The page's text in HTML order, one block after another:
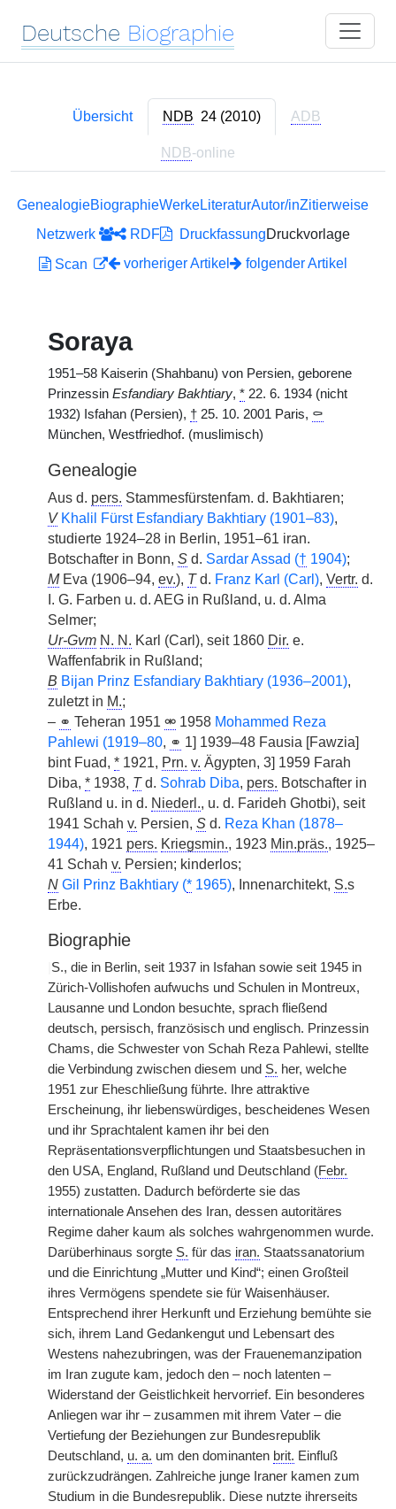
Deutsche Biographie
Übersicht NDB 24 (2010) ADB
NDB-online
GenealogieBiographieWerkeLiteraturAutor/inZitierweise
Netzwerk
RDF DruckfassungDruckvorlage
Scan
vorheriger Artikel folgender Artikel
Soraya
1951–58 Kaiserin (Shahbanu) von Persien, geborene
Prinzessin Esfandiary Bakhtiary, * 22. 6. 1934 (nicht
1932) Isfahan (Persien), † 25. 10. 2001 Paris, ⚰
München, Westfriedhof. (muslimisch)
Genealogie
Aus d. pers. Stammesfürstenfam. d. Bakhtiaren;
V Khalil Fürst Esfandiary Bakhtiary (1901–83),
studierte 1924–28 in Berlin, 1951–61 iran.
Botschafter in Bonn, S d. Sardar Assad († 1904);
MEva (1906–94, ev.), Td. Franz Karl (Carl), Vertr. d.
I. G. Farben u. d. AEG in Rußland, u. d. Alma
Selmer;
Ur-Gvm N. N. Karl (Carl), seit 1860 Dir. e.
Waffenfabrik in Rußland;
B Bijan Prinz Esfandiary Bakhtiary (1936–2001),
zuletzt in M.;
– ⚭ Teheran 1951 ⚮ 1958 Mohammed Reza
Pahlewi (1919–80, ⚭ 1] 1939–48 Fausia [Fawzia]
bint Fuad, * 1921, Prn. v. Ägypten, 3] 1959 Farah
Diba, * 1938, Td. Sohrab Diba, pers. Botschafter in
Rußland u. in d. Niederl., u. d. Farideh Ghotbi), seit
1941 Schah v. Persien, S d. Reza Khan (1878–
1944), 1921 pers. Kriegsmin., 1923 Min.präs., 1925–
41 Schah v. Persien; kinderlos;
N Gil Prinz Bakhtiary (* 1965), Innenarchitekt, S.s
Erbe.
Biographie
S., die in Berlin, seit 1937 in Isfahan sowie seit 1945 in
Zürich-Vollishofen aufwuchs und Schulen in Montreux,
Lausanne und London besuchte, sprach fließend
deutsch, persisch, französisch und englisch. Prinzessin
Chams, die Schwester von Schah Reza Pahlewi, stellte
die Verbindung zwischen diesem und S. her, welche
1951 zur Eheschließung führte. Ihre attraktive
Erscheinung, ihr liebenswürdiges, bescheidenes Wesen
und ihr Sprachtalent kamen ihr bei den
Repräsentationsverpflichtungen und Staatsbesuchen in
den USA, England, Rußland und Deutschland (Febr.
1955) zustatten. Dadurch beförderte sie das
internationale Ansehen des Iran, dessen autoritäres
Regime daher kaum als solches wahrgenommen wurde.
Darüberhinaus sorgte S. für das iran. Staatssanatorium
und die Einrichtung „Mutter und Kind“; einen Großteil
ihres Vermögens spendete sie für Waisenhäuser.
Entsprechend ihrer Herkunft und Erziehung bemühte sie
sich, ihrem Land Gedankengut und Lebensart des
Westens nahezubringen, was der Frauenemanzipation
im Iran zugute kam, jedoch den – noch latenten –
Widerstand der Geistlichkeit hervorrief. Ein besonderes
Anliegen war ihr – zusammen mit ihrem Vater – die
Vertiefung der Beziehungen zur Bundesrepublik
Deutschland, u. a. um den dominanten brit. Einfluß
zurückzudrängen. Zahlreiche junge Iraner kamen zum
Studium in die Bundesrepublik. Diese nutzte ihrerseits